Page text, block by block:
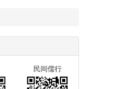
民间儒行